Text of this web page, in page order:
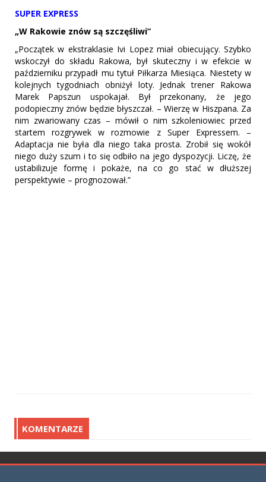
SUPER EXPRESS
„W Rakowie znów są szczęśliwi”
„Początek w ekstraklasie Ivi Lopez miał obiecujący. Szybko
wskoczył do składu Rakowa, był skuteczny i w efekcie w
październiku przypadł mu tytuł Piłkarza Miesiąca. Niestety w
kolejnych tygodniach obniżył loty. Jednak trener Rakowa
Marek Papszun uspokajał. Był przekonany, że jego
podopieczny znów będzie błyszczał. – Wierzę w Hiszpana. Za
nim zwariowany czas – mówił o nim szkoleniowiec przed
startem rozgrywek w rozmowie z Super Expressem. –
Adaptacja nie była dla niego taka prosta. Zrobił się wokół
niego duży szum i to się odbiło na jego dyspozycji. Liczę, że
ustabilizuje formę i pokaże, na co go stać w dłuższej
perspektywie – prognozował.”
KOMENTARZE